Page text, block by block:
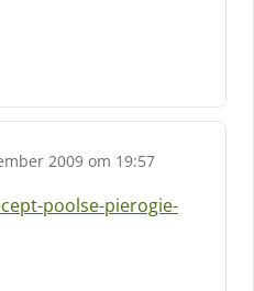
2009 om 19:57
poolse-pierogie-